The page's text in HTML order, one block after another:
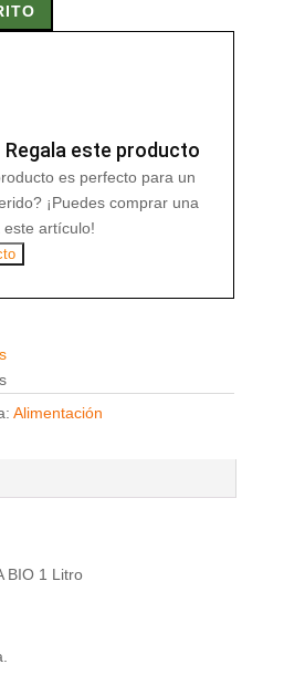
Regala este producto
es perfecto para un
¡Puedes comprar una
artículo!
Alimentación
BIO 1 Litro